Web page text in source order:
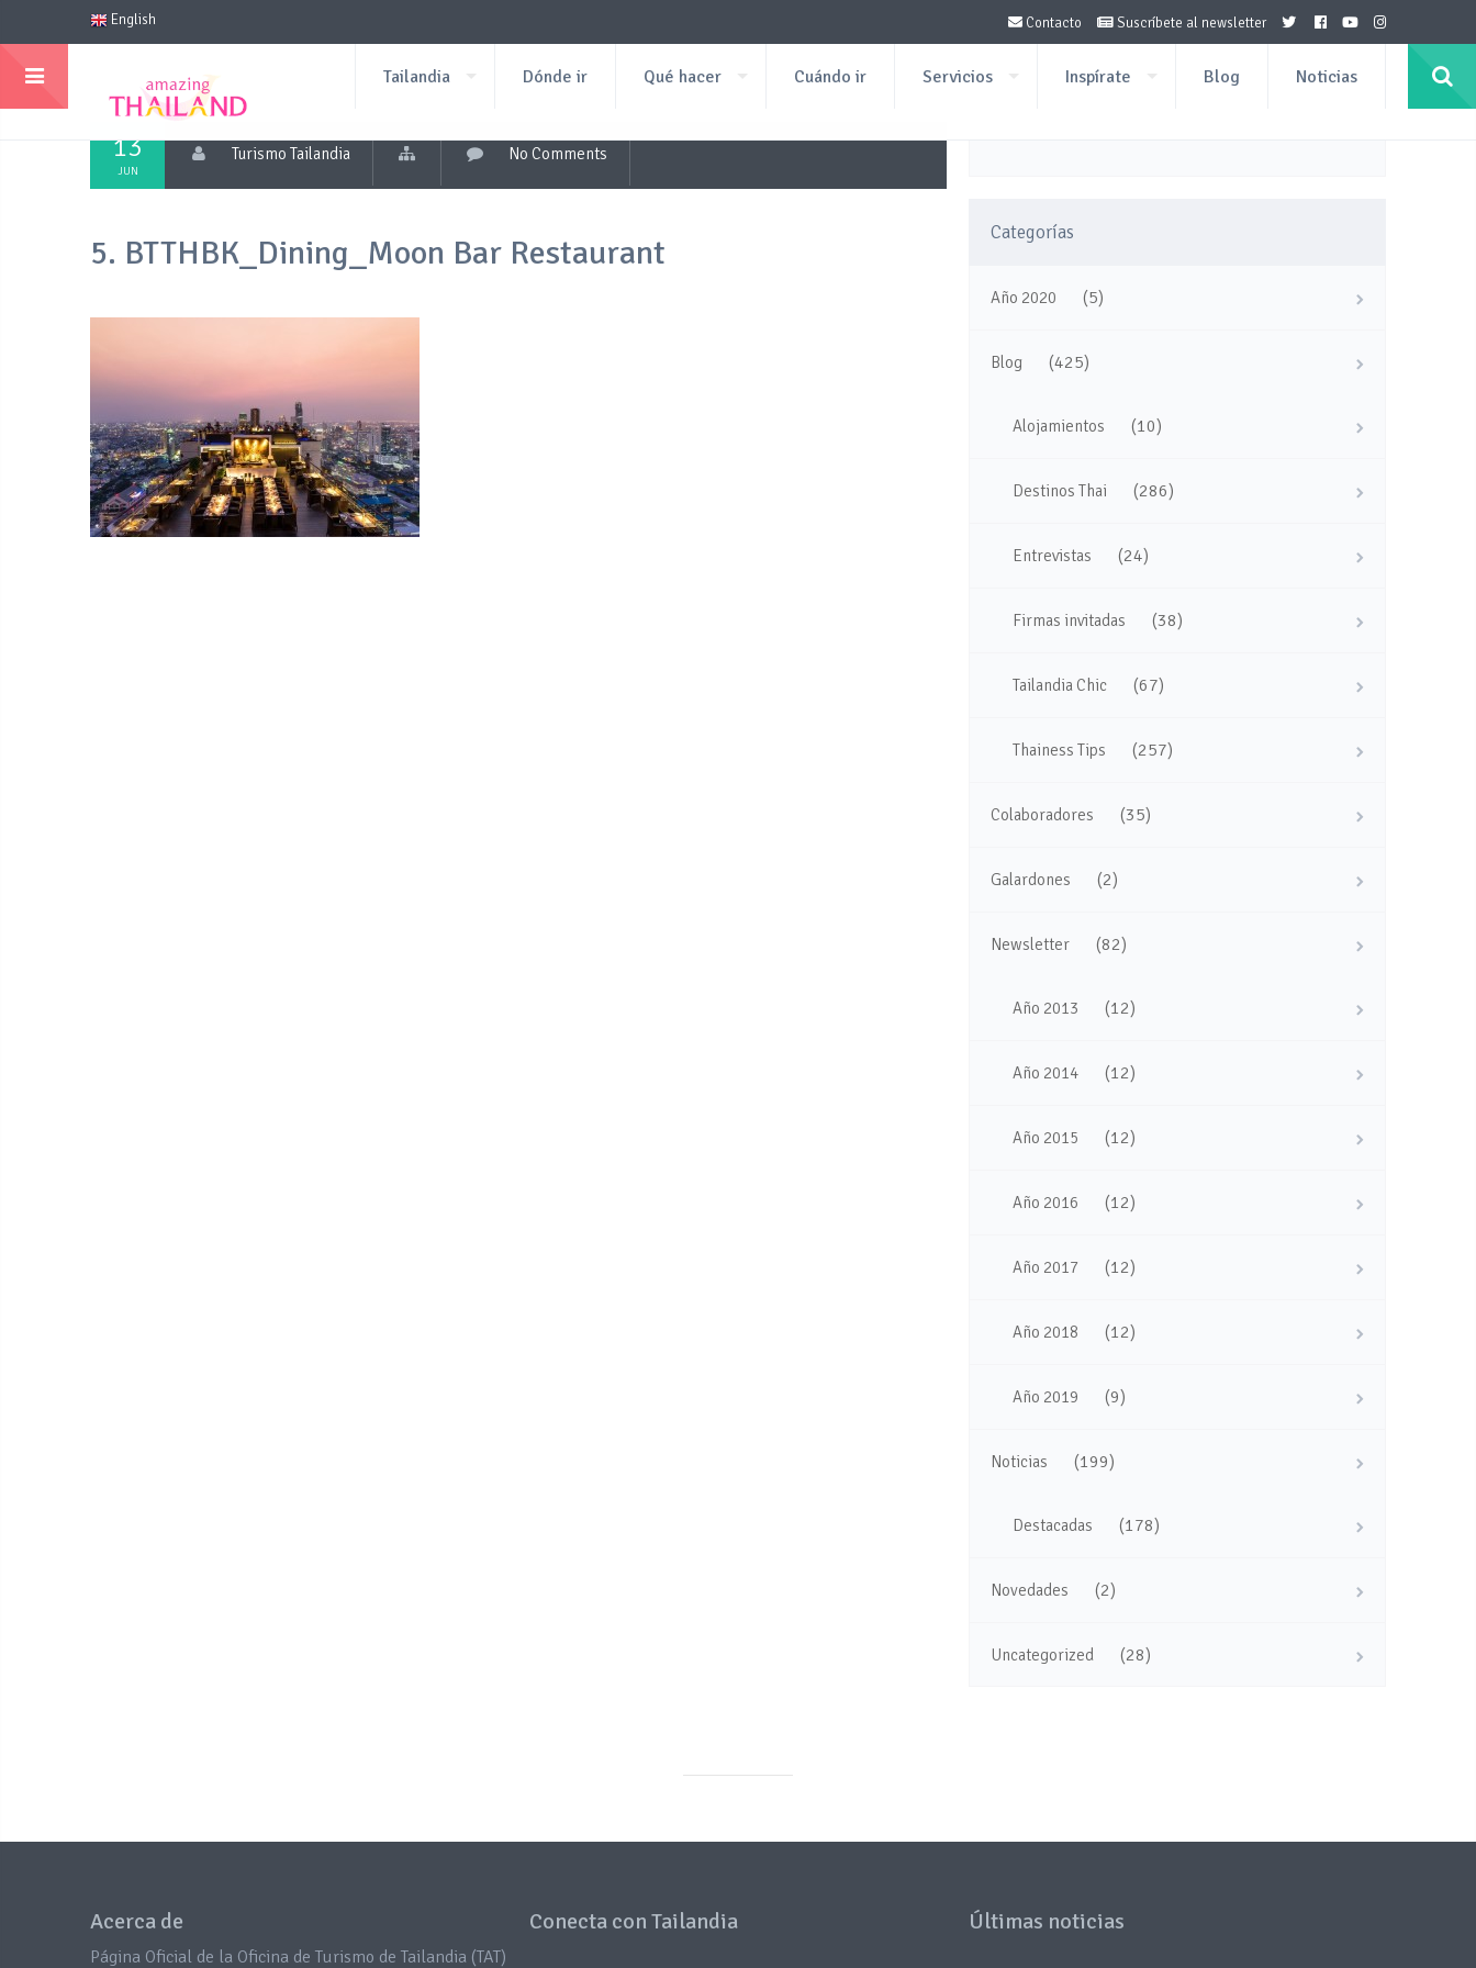
English Contacto Suscríbete al newsletter
Tailandia Dónde ir Qué hacer Cuándo ir Servicios Inspírate Blog Noticias
13
JUN
Turismo Tailandia No Comments
5. BTTHBK_Dining_Moon Bar Restaurant
Categorías
Año 2020 (5)
Blog (425)
Alojamientos (10)
Destinos Thai (286)
Entrevistas (24)
Firmas invitadas (38)
Tailandia Chic (67)
Thainess Tips (257)
Colaboradores (35)
Galardones (2)
Newsletter (82)
Año 2013 (12)
Año 2014 (12)
Año 2015 (12)
Año 2016 (12)
Año 2017 (12)
Año 2018 (12)
Año 2019 (9)
Noticias (199)
Destacadas (178)
Novedades (2)
Uncategorized (28)
Acerca de
Página Oficial de la Oficina de Turismo de Tailandia (TAT)
Conecta con Tailandia Últimas noticias